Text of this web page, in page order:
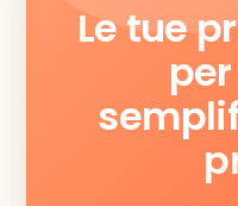
Le tue